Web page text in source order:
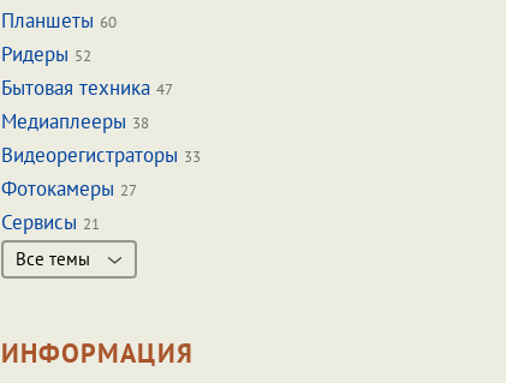
Планшеты 60
Ридеры 52
Бытовая техника 47
Медиаплееры 38
Видеорегистраторы 33
Фотокамеры 27
Сервисы 21
Все темы
ИНФОРМАЦИЯ